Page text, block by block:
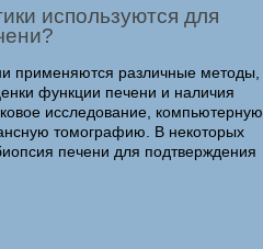
используются для
применяются различные методы,
функции печени и наличия
исследование, компьютерную
томографию. В некоторых
печени для подтверждения